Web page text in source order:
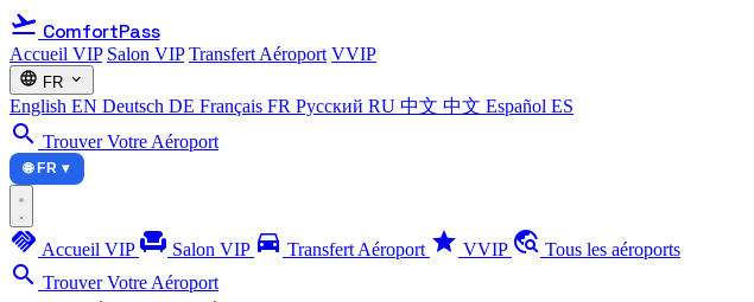
flight_takeoff ComfortPass
Accueil VIP Salon VIP Transfert Aéroport VVIP
language FR expand_more
English EN Deutsch DE Français FR Русский RU 中文 中文 Español ES
search Trouver Votre Aéroport
🌐 FR ▾
handshake Accueil VIP chair Salon VIP directions_car Transfert Aéroport star VVIP travel_explore Tous les aéroports
search Trouver Votre Aéroport